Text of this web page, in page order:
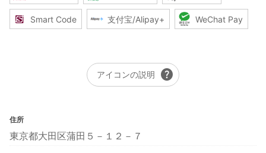
Smart Code 支付宝/Alipay+ WeChat Pay
アイコンの説明 help
住所
東京都大田区蒲田５－１２－７